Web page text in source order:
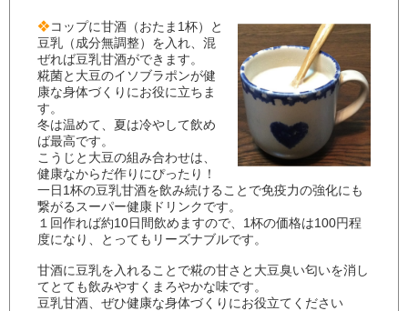
❖コップに甘酒（おたま1杯）と
豆乳（成分無調整）を入れ、混
ぜれば豆乳甘酒ができます。
糀菌と大豆のイソブラポンが健
康な身体づくりにお役に立ちま
す。
冬は温めて、夏は冷やして飲め
ば最高です。
こうじと大豆の組み合わせは、
健康なからだ作りにぴったり！
一日1杯の豆乳甘酒を飲み続けることで免疫力の強化にも
繋がるスーパー健康ドリンクです。
１回作れば約10日間飲めますので、1杯の価格は100円程
度になり、とってもリーズナブルです。
甘酒に豆乳を入れることで糀の甘さと大豆臭い匂いを消し
てとても飲みやすくまろやかな味です。
豆乳甘酒、ぜひ健康な身体づくりにお役立てください